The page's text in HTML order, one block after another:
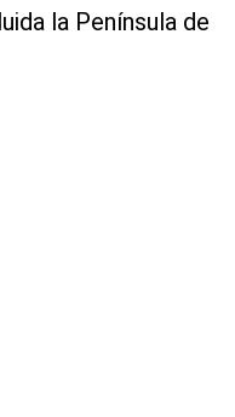
la Península de